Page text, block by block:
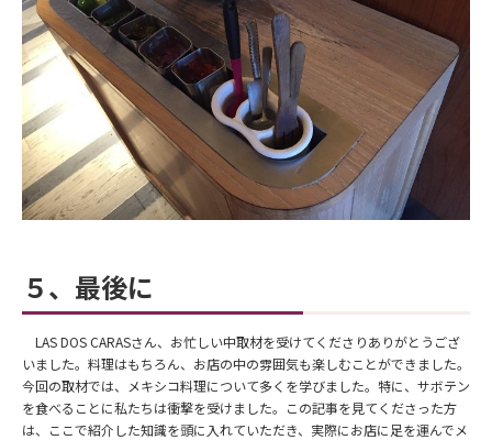
５、最後に
LAS DOS CARASさん、お忙しい中取材を受けてくださりありがとうござ
いました。料理はもちろん、お店の中の雰囲気も楽しむことができました。
今回の取材では、メキシコ料理について多くを学びました。特に、サボテン
を食べることに私たちは衝撃を受けました。この記事を見てくださった方
は、ここで紹介した知識を頭に入れていただき、実際にお店に足を運んでメ